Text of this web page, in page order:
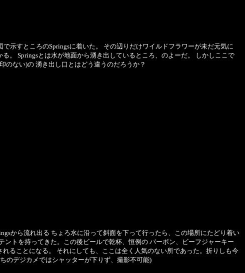
示すところのSpringsに着いた。 その辺りだけワイルドフラワーが未だ元気に
。 Springsとは水が地面から湧き出しているところ、のよーだ。 しかしここで
のない)の 湧き出し口とはどう違うのだろうか？
から流れ出る ちょろ水に沿って斜面を下って行ったら、この場所にたどり着い
ントを持ってきた。この後ビールで乾杯、恒例の バーボン、ビーフジャーキー
ることになる。 それにしても、ここは全く人気のない所であった。折りしも今
のデジカメではシャッターが下りず、撮影不可能)